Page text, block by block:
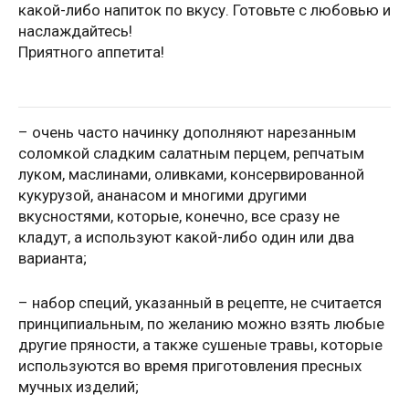
какой-либо напиток по вкусу. Готовьте с любовью и
наслаждайтесь!
Приятного аппетита!
– очень часто начинку дополняют нарезанным
соломкой сладким салатным перцем, репчатым
луком, маслинами, оливками, консервированной
кукурузой, ананасом и многими другими
вкусностями, которые, конечно, все сразу не
кладут, а используют какой-либо один или два
варианта;
– набор специй, указанный в рецепте, не считается
принципиальным, по желанию можно взять любые
другие пряности, а также сушеные травы, которые
используются во время приготовления пресных
мучных изделий;